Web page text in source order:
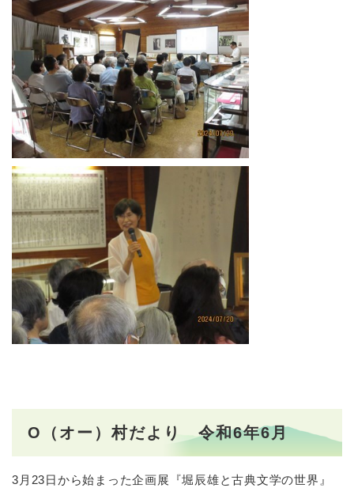
O（オー）村だより 令和6年6月
3月23日から始まった企画展『堀辰雄と古典文学の世界』